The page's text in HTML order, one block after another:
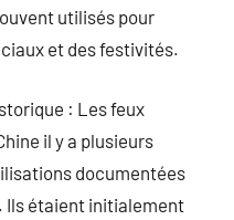
utilisés pour
et des festivités.
: Les feux
il y a plusieurs
documentées
Ils étaient initialement